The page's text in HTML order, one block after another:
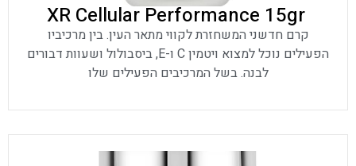
XR Cellular Performance 15gr
קרם חדשני המשחזרת לקווי מתאר העין. בין מרכיביו
הפעילים נוכל למצוא ויטמין C ו-E, ביסבולול ושעוות דבורים
לבנה. בשל המרכיבים הפעילים שלו